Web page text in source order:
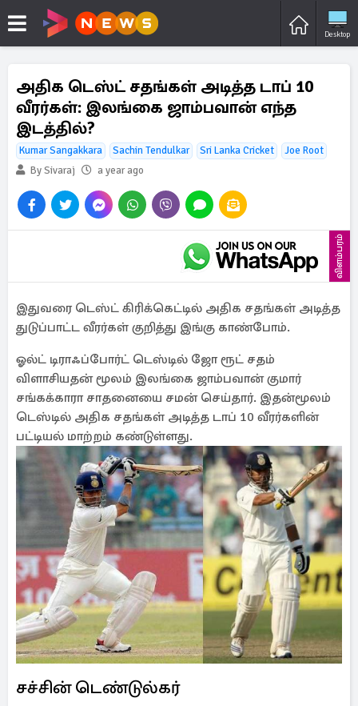
Desktop
அதிக டெஸ்ட் சதங்கள் அடித்த டாப் 10
வீரர்கள்: இலங்கை ஜாம்பவான் எந்த
இடத்தில்?
Kumar Sangakkara Sachin Tendulkar Sri Lanka Cricket
Joe Root
By Sivaraj
a year ago
விளம்பரம்
இதுவரை டெஸ்ட் கிரிக்கெட்டில் அதிக சதங்கள் அடித்த
துடுப்பாட்ட வீரர்கள் குறித்து இங்கு காண்போம்.
ஓல்ட் டிராஃப்போர்ட் டெஸ்டில் ஜோ ரூட் சதம்
விளாசியதன் மூலம் இலங்கை ஜாம்பவான் குமார்
சங்கக்காரா சாதனையை சமன் செய்தார். இதன்மூலம்
டெஸ்டில் அதிக சதங்கள் அடித்த டாப் 10 வீரர்களின்
பட்டியல் மாற்றம் கண்டுள்ளது.
சச்சின் டெண்டுல்கர்